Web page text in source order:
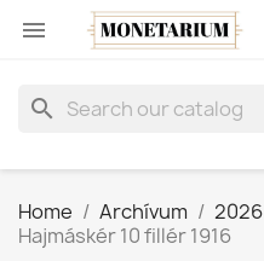

search
Home Archívum 2026
Hajmáskér 10 fillér 1916